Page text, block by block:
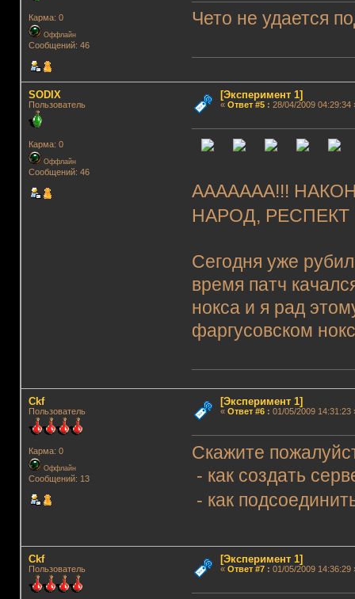
Карма: 0
Оффлайн
Сообщений: 46
Чето не удается
SODIX
Пользователь
Карма: 0
Оффлайн
Сообщений: 46
[Эксперимент 1]
« Ответ #5: 28/04/2009 04:29:34
ААААААА!!!
НАРОД,
Сегодня уже
время патч
нокса и я рад
фаргусовском
Ckf
Пользователь
Карма: 0
Оффлайн
Сообщений: 13
[Эксперимент 1]
« Ответ #6: 01/05/2009 14:31:23
Скажите
- как создать
- как
Ckf
Пользователь
[Эксперимент 1]
« Ответ #7: 01/05/2009 14:36:29